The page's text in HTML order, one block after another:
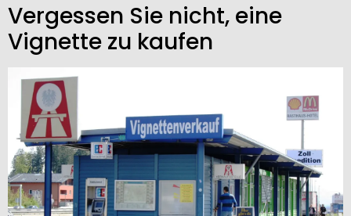
Vergessen Sie nicht, eine
Vignette zu kaufen